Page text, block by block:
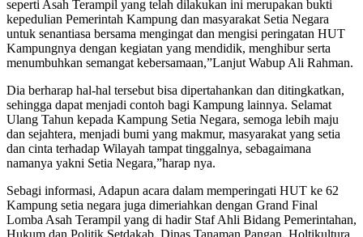
seperti Asah Terampil yang telah dilakukan ini merupakan bukti
kepedulian Pemerintah Kampung dan masyarakat Setia Negara
untuk senantiasa bersama mengingat dan mengisi peringatan HUT
Kampungnya dengan kegiatan yang mendidik, menghibur serta
menumbuhkan semangat kebersamaan,”Lanjut Wabup Ali Rahman.
Dia berharap hal-hal tersebut bisa dipertahankan dan ditingkatkan,
sehingga dapat menjadi contoh bagi Kampung lainnya. Selamat
Ulang Tahun kepada Kampung Setia Negara, semoga lebih maju
dan sejahtera, menjadi bumi yang makmur, masyarakat yang setia
dan cinta terhadap Wilayah tampat tinggalnya, sebagaimana
namanya yakni Setia Negara,”harap nya.
Sebagi informasi, Adapun acara dalam memperingati HUT ke 62
Kampung setia negara juga dimeriahkan dengan Grand Final
Lomba Asah Terampil yang di hadir Staf Ahli Bidang Pemerintahan,